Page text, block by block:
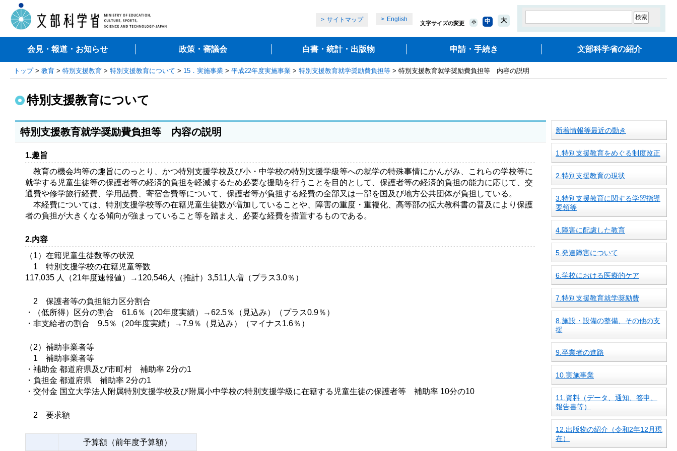
サイトマップ English
文字サイズの変更 小 中 大
会見・報道・お知らせ 政策・審議会 白書・統計・出版物 申請・手続き 文部科学省の紹介
トップ> 教育 > 特別支援教育 > 特別支援教育について > 15．実施事業 > 平成22年度実施事業 > 特別支援教育就学奨励費負担等 > 特別支援教育就学奨励費負担等 内容の説明
特別支援教育について
特別支援教育就学奨励費負担等 内容の説明
1.趣旨
教育の機会均等の趣旨にのっとり、かつ特別支援学校及び小・中学校の特別支援学級等への就学の特殊事情にかんがみ、これらの学校等に
就学する児童生徒等の保護者等の経済的負担を軽減するため必要な援助を行うことを目的として、保護者等の経済的負担の能力に応じて、交
通費や修学旅行経費、学用品費、寄宿舎費等について、保護者等が負担する経費の全部又は一部を国及び地方公共団体が負担している。
本経費については、特別支援学校等の在籍児童生徒数が増加していることや、障害の重度・重複化、高等部の拡大教科書の普及により保護
者の負担が大きくなる傾向が強まっていること等を踏まえ、必要な経費を措置するものである。
2.内容
（1）在籍児童生徒数等の状況
1 特別支援学校の在籍児童等数
117,035 人（21年度速報値）→120,546人（推計）3,511人増（プラス3.0％）
2 保護者等の負担能力区分割合
・（低所得）区分の割合 61.6％（20年度実績）→62.5％（見込み）（プラス0.9％）
・非支給者の割合 9.5％（20年度実績）→7.9％（見込み）（マイナス1.6％）
（2）補助事業者等
1 補助事業者等
・補助金 都道府県及び市町村 補助率 2分の1
・負担金 都道府県 補助率 2分の1
・交付金 国立大学法人附属特別支援学校及び附属小中学校の特別支援学級に在籍する児童生徒の保護者等 補助率 10分の10
2 要求額
予算額（前年度予算額）
新着情報等最近の動き
1.特別支援教育をめぐる制度改正
2.特別支援教育の現状
3.特別支援教育に関する学習指導
要領等
4.障害に配慮した教育
5.発達障害について
6.学校における医療的ケア
7.特別支援教育就学奨励費
8.施設・設備の整備、その他の支
援
9.卒業者の進路
10.実施事業
11.資料（データ、通知、答申、
報告書等）
12.出版物の紹介（令和2年12月現
在）